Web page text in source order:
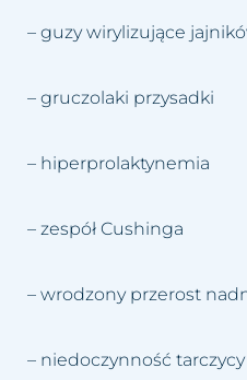
– guzy wirylizujące
– gruczolaki przysadki
– hiperprolaktynemia
– zespół Cushinga
– wrodzony przerost
– niedoczynność tarczycy